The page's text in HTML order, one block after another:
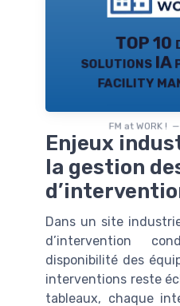
TOP 10
solutions IA
facility
FM at WORK !
Enjeux
la gestion
Dans un site
d’intervention
disponibilité des
interventions reste
tableaux, chaque